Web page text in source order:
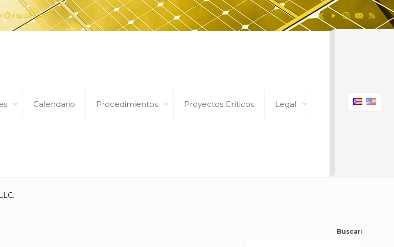
Calendario Procedimientos Proyectos Críticos Legal
Buscar: